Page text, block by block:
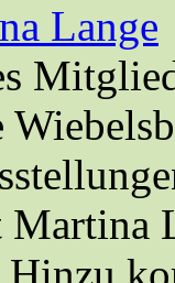
Martina